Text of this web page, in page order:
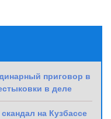
приговор в
в деле
на Кузбассе